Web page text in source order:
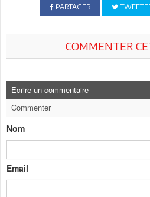
PARTAGER
COMMENTER
Ecrire un commentaire
Commenter
Nom
Email